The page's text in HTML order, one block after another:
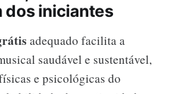
dos iniciantes
adequado facilita a
saudável e sustentável,
e psicológicas do